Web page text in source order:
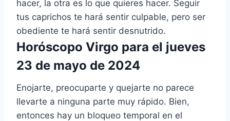
hacer, la otra es lo que quieres hacer. Seguir
tus caprichos te hará sentir culpable, pero ser
obediente te hará sentir desnutrido.
Horóscopo Virgo para el jueves
23 de mayo de 2024
Enojarte, preocuparte y quejarte no parece
llevarte a ninguna parte muy rápido. Bien,
entonces hay un bloqueo temporal en el